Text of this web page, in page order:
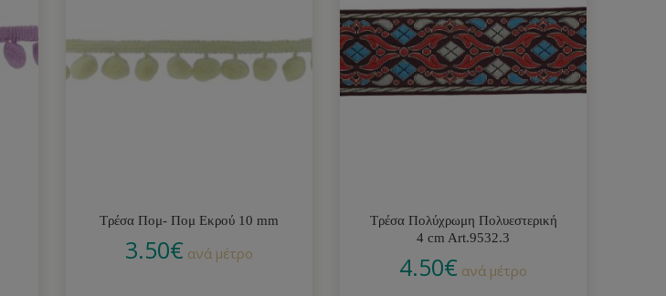
Τρέσα Πομ- Πομ Εκρού 10 mm
3.50€ ανά μέτρο
Τρέσα Πολύχρωμη Πολυεστερική
4 cm Art.9532.3
4.50€ ανά μέτρο